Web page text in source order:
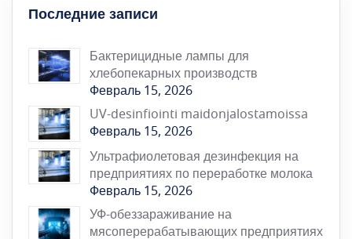
Последние записи
Бактерицидные лампы для
хлебопекарных производств
Февраль 15, 2026
UV-desinfiointi maidonjalostamoissa
Февраль 15, 2026
Ультрафиолетовая дезинфекция на
предприятиях по переработке молока
Февраль 15, 2026
УФ-обеззараживание на
мясоперерабатывающих предприятиях